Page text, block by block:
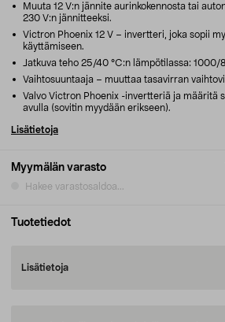
Myymälän varasto
Hakee varastosaldoa...
Muuta 12 V:n jännite aurinkokennosta tai
230 V:n jännitteeksi.
Victron Phoenix 12 V – invertteri, joka sopii
käyttämiseen.
Jatkuva teho 25/40 °C:n lämpötilassa: 1000/
Vaihtosuuntaaja – muuttaa tasavirran
Valvo Victron Phoenix -invertteriä ja määritä
avulla (sovitin myydään erikseen).
Lisätietoja
Tuotetiedot
Lisätietoja